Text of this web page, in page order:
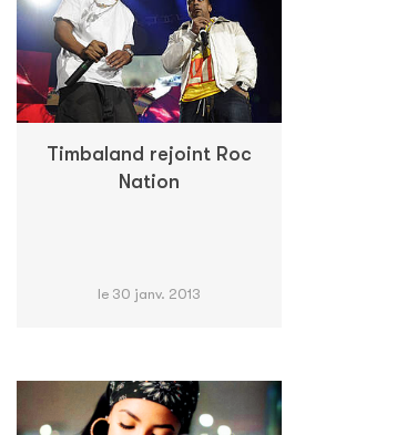
Timbaland rejoint Roc
Nation
le 30 janv. 2013